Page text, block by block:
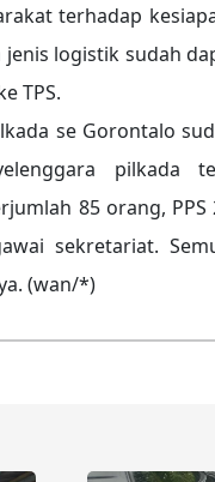
terhadap
jenis logistik sudah
TPS.
se Gorontalo
85 orang,
sekretariat.
(wan/*)